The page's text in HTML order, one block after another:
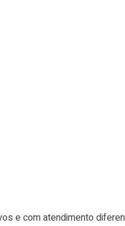
e com atendimento